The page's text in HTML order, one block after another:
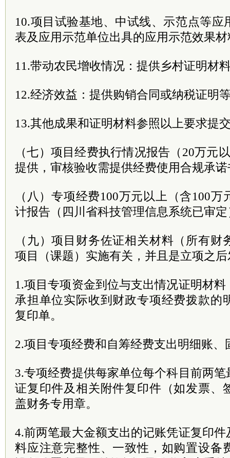
10.项目试验基地、中试线、示范点等应
表及应用示范单位出具的应用示范效果
11.带动农民增收情况：提供乡村证明材
12.经济效益：提供购销合同或纳税证明
13.其他成果和证明材料参照以上要求提
（七）项目经费执行情况报告（20万元
提供，审核验收需提供经费使用合规承
（八）专项经费100万元以上（含100
计报告（四川省科技管理信息系统已审
（九）项目财务佐证相关材料（所有
项目（课题）实施有关，并且是立项之
1.项目专项资金到位与支出情况证明材
承担单位实际收到财政专项经费拨款的
复印单。
2.项目专项经费和自筹经费支出明细账、
3.专项经费提供每家单位每个科目前两
证复印件及相关附件复印件（如发票、
盖财务专用章。
4.前两笔最大金额支出的记账凭证复印
料应注意完整性、一致性，如购置设备